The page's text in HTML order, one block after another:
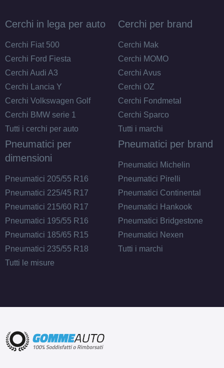
Cerchi in lega per auto
Cerchi Fiat 500
Cerchi Ford Fiesta
Cerchi Audi A3
Cerchi Lancia Y
Cerchi Volkswagen Golf
Cerchi BMW serie 1
Tutti i cerchi per auto
Cerchi per brand
Cerchi Mak
Cerchi MOMO
Cerchi Avus
Cerchi OZ
Cerchi Fondmetal
Cerchi Sparco
Tutti i marchi
Pneumatici per
dimensioni
Pneumatici 205/55 R16
Pneumatici 225/45 R17
Pneumatici 215/60 R17
Pneumatici 195/55 R16
Pneumatici 185/65 R15
Pneumatici 235/55 R18
Tutti le misure
Pneumatici per brand
Pneumatici Michelin
Pneumatici Pirelli
Pneumatici Continental
Pneumatici Hankook
Pneumatici Bridgestone
Pneumatici Nexen
Tutti i marchi